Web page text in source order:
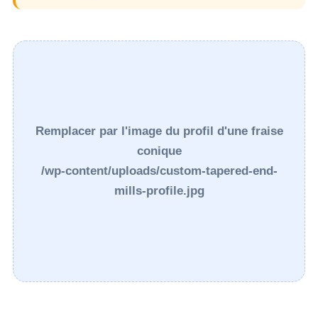
Remplacer par l'image du profil d'une fraise
conique
/wp-content/uploads/custom-tapered-end-
mills-profile.jpg